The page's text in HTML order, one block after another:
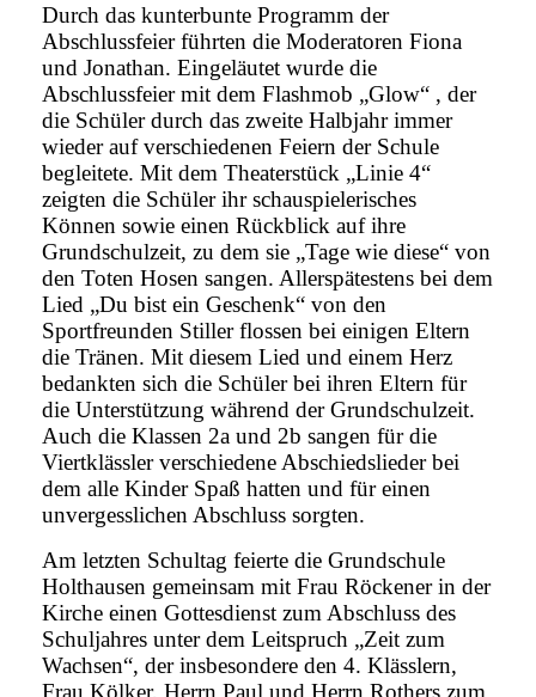
Durch das kunterbunte Programm der
Abschlussfeier führten die Moderatoren Fiona
und Jonathan. Eingeläutet wurde die
Abschlussfeier mit dem Flashmob „Glow“ , der
die Schüler durch das zweite Halbjahr immer
wieder auf verschiedenen Feiern der Schule
begleitete. Mit dem Theaterstück „Linie 4“
zeigten die Schüler ihr schauspielerisches
Können sowie einen Rückblick auf ihre
Grundschulzeit, zu dem sie „Tage wie diese“ von
den Toten Hosen sangen. Allerspätestens bei dem
Lied „Du bist ein Geschenk“ von den
Sportfreunden Stiller flossen bei einigen Eltern
die Tränen. Mit diesem Lied und einem Herz
bedankten sich die Schüler bei ihren Eltern für
die Unterstützung während der Grundschulzeit.
Auch die Klassen 2a und 2b sangen für die
Viertklässler verschiedene Abschiedslieder bei
dem alle Kinder Spaß hatten und für einen
unvergesslichen Abschluss sorgten.
Am letzten Schultag feierte die Grundschule
Holthausen gemeinsam mit Frau Röckener in der
Kirche einen Gottesdienst zum Abschluss des
Schuljahres unter dem Leitspruch „Zeit zum
Wachsen“, der insbesondere den 4. Klässlern,
Frau Kölker, Herrn Paul und Herrn Rothers zum